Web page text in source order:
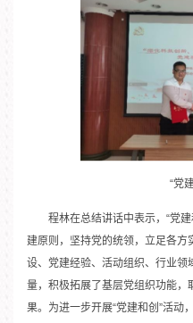
“党
程林在总结讲话中表示，“党
建原则，坚持党的统领，立足各
设、党建经验、活动组织、行业领
量，积极拓展了基层党组织功能
果。为进一步开展“党建和创”活动